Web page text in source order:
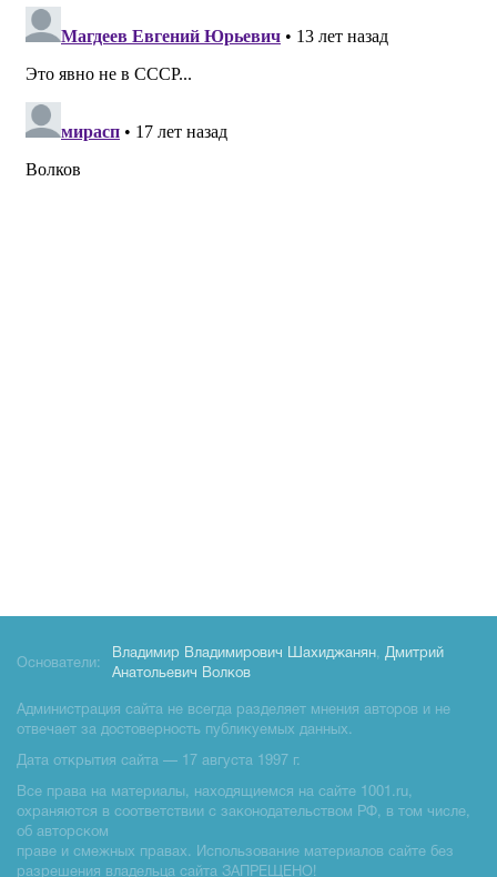
Основатели:
Владимир Владимирович Шахиджанян, Дмитрий
Анатольевич Волков
Администрация сайта не всегда разделяет мнения авторов и не
отвечает за достоверность публикуемых данных.
Дата открытия сайта — 17 августа 1997 г.
Все права на материалы, находящиемся на сайте 1001.ru,
охраняются в соответствии с законодательством РФ, в том числе,
об авторском
праве и смежных правах. Использование материалов сайте без
разрешения владельца сайта ЗАПРЕЩЕНО!